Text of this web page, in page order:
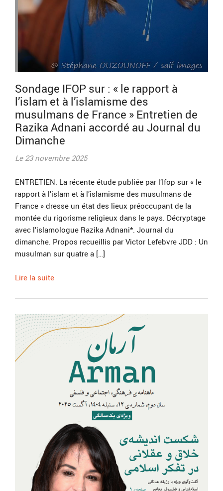
Sondage IFOP sur : « le rapport à
l’islam et à l’islamisme des
musulmans de France » Entretien de
Razika Adnani accordé au Journal du
Dimanche
Le 23 novembre 2025
ENTRETIEN. La récente étude publiée par l’Ifop sur « le
rapport à l’islam et à l’islamisme des musulmans de
France » dresse un état des lieux préoccupant de la
montée du rigorisme religieux dans le pays. Décryptage
avec l’islamologue Razika Adnani*. Journal du
dimanche. Propos recueillis par Victor Lefebvre JDD : Un
musulman sur quatre a […]
Lire la suite